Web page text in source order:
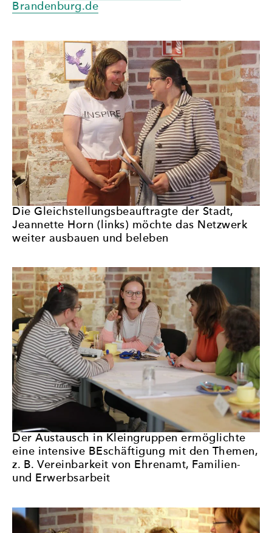
Brandenburg.de
Die Gleichstellungsbeauftragte der Stadt,
Jeannette Horn (links) möchte das Netzwerk
weiter ausbauen und beleben
Der Austausch in Kleingruppen ermöglichte
eine intensive BEschäftigung mit den Themen,
z. B. Vereinbarkeit von Ehrenamt, Familien-
und Erwerbsarbeit